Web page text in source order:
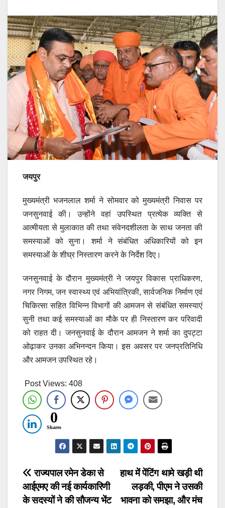
जयपुर
मुख्यमंत्री भजनलाल शर्मा ने सोमवार को मुख्यमंत्री निवास पर
जनसुनवाई की। उन्होंने वहां उपस्थित प्रत्येक व्यक्ति से
आत्मीयता से मुलाकात की तथा संवेनदशीलता के साथ जनता की
समस्याओं को सुना। शर्मा ने संबंधित अधिकारियों को इन
समस्याओं के शीघ्र निस्तारण करने के निर्देश दिए।
जनसुनवाई के दौरान मुख्यमंत्री ने जयपुर विकास प्राधिकरण,
नगर निगम, जन स्वास्थ्य एवं अभियांत्रिकी, सार्वजनिक निर्माण एवं
चिकित्सा सहित विभिन्न विभागों की आमजन से संबंधित समस्याएं
सुनी तथा कई समस्याओं का मौके पर ही निस्तारण कर परिवादी
को राहत दी। जनसुनवाई के दौरान आमजन ने शर्मा का दुपट्टा
ओढ़ाकर उनका अभिनन्दन किया। इस अवसर पर जनप्रतिनिधि
और आमजन उपस्थित रहे।
Post Views: 408
0
Shares
Post
navigation
हाथ में पेंटिंग थामे खड़ी थी
लड़की, पीएम ने उसकी
भावना को समझा, और मंच
राज्यपाल रमेन डेका से
आईएमए की नई कार्यकारिणी
के सदस्यों ने की सौजन्य भेंट